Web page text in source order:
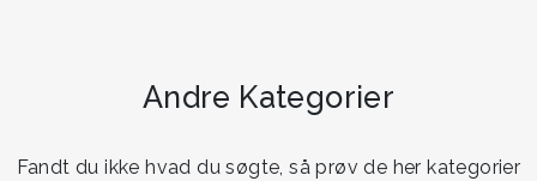
Andre Kategorier
Fandt du ikke hvad du søgte, så prøv de her kategorier